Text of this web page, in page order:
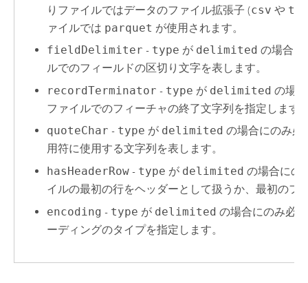
りファイルではデータのファイル拡張子 (csv や
ァイルでは parquet が使用されます。
fieldDelimiter - type が delimited の場合は
ルでのフィールドの区切り文字を表します。
recordTerminator - type が delimited の場
ファイルでのフィーチャの終了文字列を指定します
quoteChar - type が delimited の場合にのみ必
用符に使用する文字列を表します。
hasHeaderRow - type が delimited の場合にの
イルの最初の行をヘッダーとして扱うか、最初のフ
encoding - type が delimited の場合にのみ必
ーディングのタイプを指定します。